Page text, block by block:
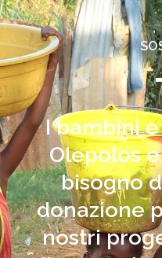
I bambini
Olepolos
bisogno
donazione
nostri